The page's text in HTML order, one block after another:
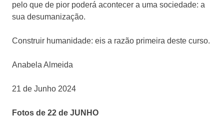
pelo que de pior poderá acontecer a uma sociedade: a
sua desumanização.
Construir humanidade: eis a razão primeira deste curso.
Anabela Almeida
21 de Junho 2024
Fotos de 22 de JUNHO